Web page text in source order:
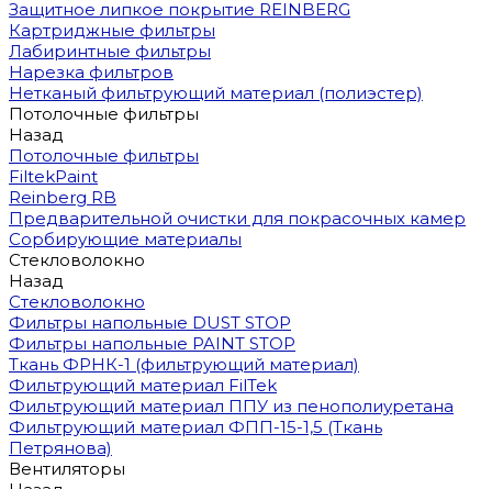
Защитное липкое покрытие REINBERG
Картриджные фильтры
Лабиринтные фильтры
Нарезка фильтров
Нетканый фильтрующий материал (полиэстер)
Потолочные фильтры
Назад
Потолочные фильтры
FiltekPaint
Reinberg RB
Предварительной очистки для покрасочных камер
Сорбирующие материалы
Стекловолокно
Назад
Стекловолокно
Фильтры напольные DUST STOP
Фильтры напольные PAINT STOP
Ткань ФРНК-1 (фильтрующий материал)
Фильтрующий материал FilTek
Фильтрующий материал ППУ из пенополиуретана
Фильтрующий материал ФПП-15-1,5 (Ткань
Петрянова)
Вентиляторы